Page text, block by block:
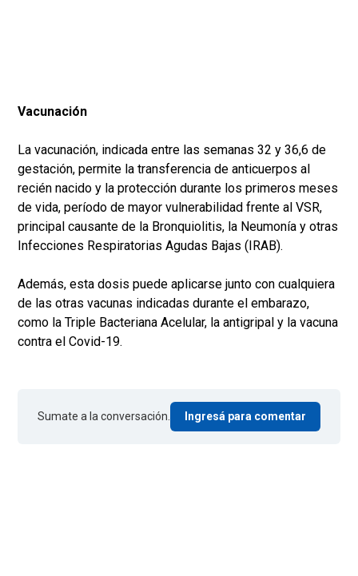
Vacunación
La vacunación, indicada entre las semanas 32 y 36,6 de
gestación, permite la transferencia de anticuerpos al
recién nacido y la protección durante los primeros meses
de vida, período de mayor vulnerabilidad frente al VSR,
principal causante de la Bronquiolitis, la Neumonía y otras
Infecciones Respiratorias Agudas Bajas (IRAB).
Además, esta dosis puede aplicarse junto con cualquiera
de las otras vacunas indicadas durante el embarazo,
como la Triple Bacteriana Acelular, la antigripal y la vacuna
contra el Covid-19.
Sumate a la conversación. Ingresá para comentar